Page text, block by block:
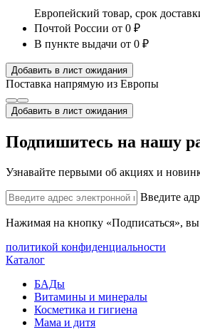
Европейский товар, срок
Почтой России от 0 ₽
В пункте выдачи от 0 ₽
Добавить в лист ожидания
Поставка напрямую из Европы
Добавить в лист ожидания
Подпишитесь на нашу
Узнавайте первыми об акциях и
Введите
Нажимая на кнопку «Подписаться», вы
политикой конфиденциальности
Каталог
БАДы
Витамины и минералы
Косметика и гигиена
Мама и дитя